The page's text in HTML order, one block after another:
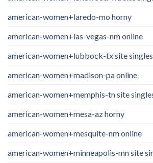
american-women+laredo-mo horny
american-women+las-vegas-nm online
american-women+lubbock-tx site
american-women+madison-pa online
american-women+memphis-tn site
american-women+mesa-az horny
american-women+mesquite-nm online
american-women+minneapolis-mn site